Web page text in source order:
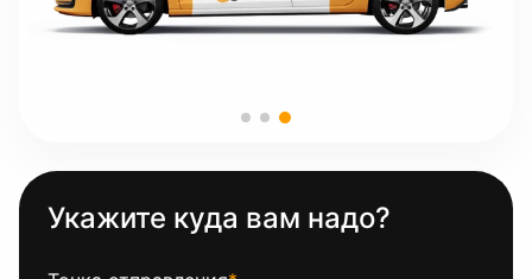
Укажите куда вам надо?